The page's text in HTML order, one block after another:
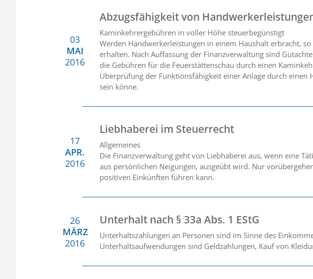
03
MAI
2016
Abzugsfähigkeit von
Kaminkehrergebühren in voller Höhe steuerbegünstigt
Werden Handwerkerleistungen in einem Haushalt erbracht,
erhalten. Nach Auffassung der Finanzverwaltung sind
die Gebühren für die Feuerstättenschau durch einen
Überprüfung der Funktionsfähigkeit einer Anlage durch
sein könne.
17
APR.
2016
Liebhaberei im Steuerrecht
Allgemeines
Die Finanzverwaltung geht von Liebhaberei aus, wenn eine
aus persönlichen Neigungen, ausgeübt wird. Nur
positiven Einkünften führen kann.
26
MÄRZ
2016
Unterhalt nach § 33a Abs. 1 EStG
Unterhaltszahlungen an Personen sind im Sinne des
Unterhaltsaufwendungen sind Geldzahlungen, Kauf von